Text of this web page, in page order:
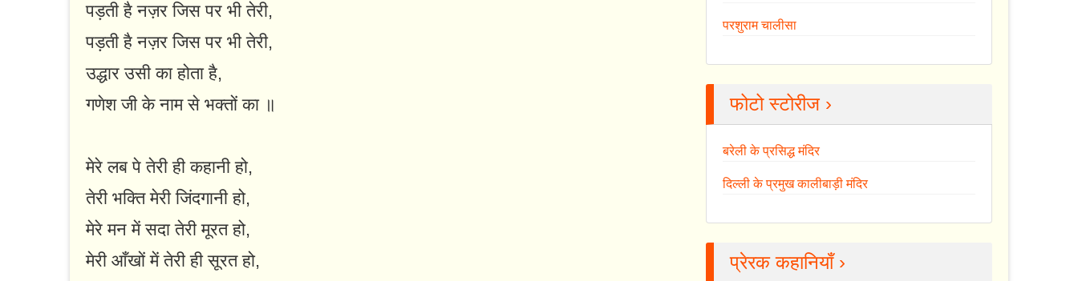
पड़ती है नज़र जिस पर भी तेरी,
पड़ती है नज़र जिस पर भी तेरी,
उद्धार उसी का होता है,
गणेश जी के नाम से भक्तों का ॥
मेरे लब पे तेरी ही कहानी हो,
तेरी भक्ति मेरी जिंदगानी हो,
मेरे मन में सदा तेरी मूरत हो,
मेरी आँखों में तेरी ही सूरत हो,
परशुराम चालीसा
फोटो स्टोरीज ›
बरेली के प्रसिद्ध मंदिर
दिल्ली के प्रमुख कालीबाड़ी मंदिर
प्रेरक कहानियाँ ›